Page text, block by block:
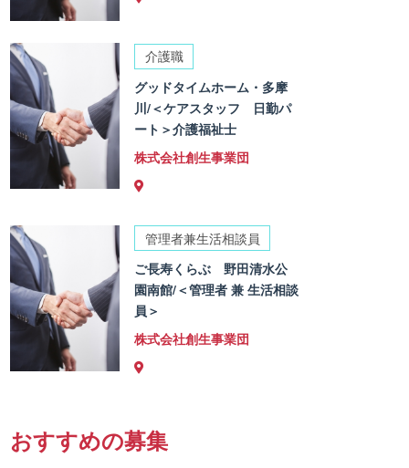
介護職
グッドタイムホーム・多摩
川/＜ケアスタッフ 日勤パ
ート＞介護福祉士
株式会社創生事業団
管理者兼生活相談員
ご長寿くらぶ 野田清水公
園南館/＜管理者 兼 生活相談
員＞
株式会社創生事業団
おすすめの募集